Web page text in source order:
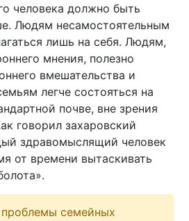
человека должно быть
Людям несамостоятельным
лишь на себя. Людям,
мнения, полезно
вмешательства и
легче состояться на
почве, вне зрения
говорил захаровский
здравомыслящий человек
от времени вытаскивать
семейных